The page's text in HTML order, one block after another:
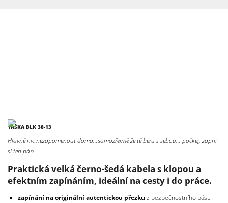
TAŠKA BLK 38-13
Hlavně nic nezapomenout doma…samozřejmě že tě beru s sebou… počkej, zapni
si ten pás!
Praktická velká černo-šedá kabela s klopou a
efektním zapínáním, ideální na cesty i do práce.
zapínání na originální autentickou přezku z bezpečnostního pásu